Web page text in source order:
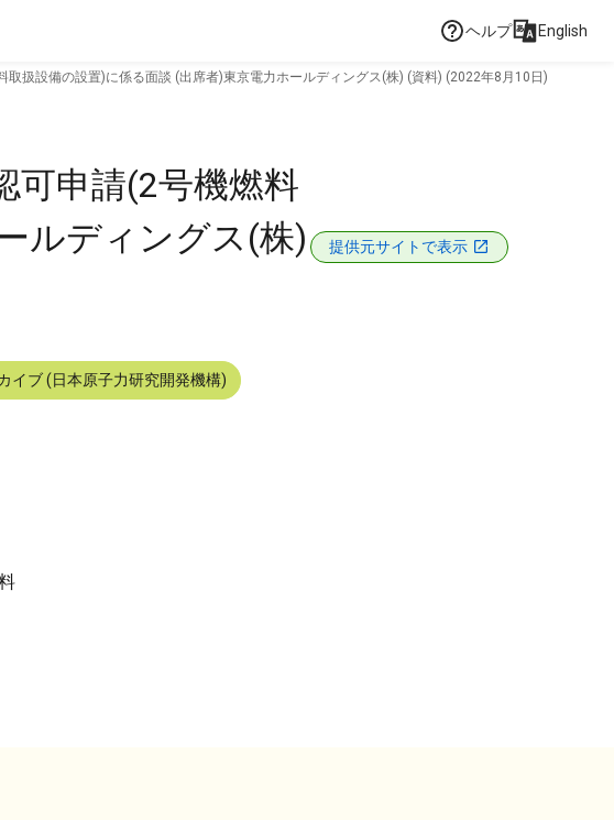
ヘルプ English
扱設備の設置)に係る面談 (出席者)東京電力ホールディングス(株) (資料) (2022年8月10日)
可申請(2号機燃料
ルディングス(株)
提供元サイトで表示
イブ (日本原子力研究開発機構)